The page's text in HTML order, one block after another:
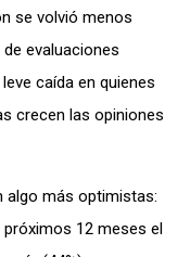
se volvió menos
evaluaciones
caída en quienes
crecen las opiniones
algo más optimistas:
12 meses el